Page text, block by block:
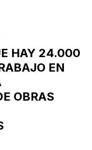
HAY 24.000
EN
OBRAS